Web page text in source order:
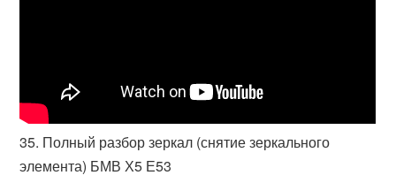
35. Полный разбор зеркал (снятие зеркального
элемента) БМВ Х5 Е53